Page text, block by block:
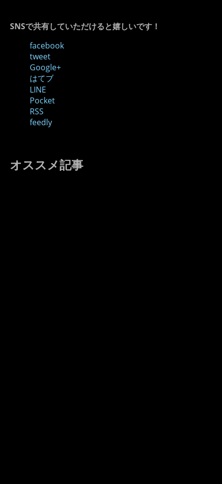
SNSで共有していただけると嬉しいです！
facebook
tweet
Google+
はてブ
LINE
Pocket
RSS
feedly
オススメ記事